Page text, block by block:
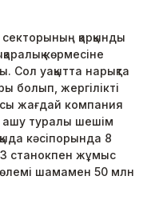
қарқынды
көрмесіне
Сол уақытта нарықта
болып, жергілікті
жағдай компания
ашу туралы шешім
кәсіпорында 8
3 станокпен жұмыс
шамамен 50 млн